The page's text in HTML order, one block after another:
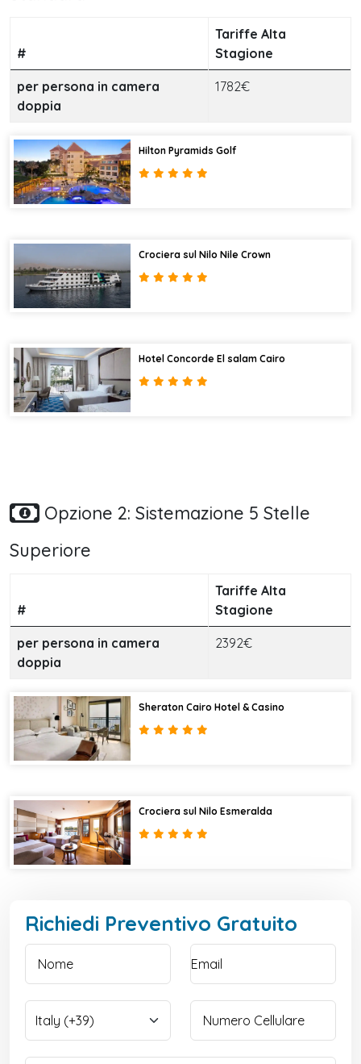
#
Tariffe Alta
Stagione
per persona in camera
doppia
1782€
Hilton Pyramids Golf
Crociera sul Nilo Nile Crown
Hotel Concorde El salam Cairo
Opzione 2: Sistemazione 5 Stelle
Superiore
#
Tariffe Alta
Stagione
per persona in camera
doppia
2392€
Sheraton Cairo Hotel & Casino
Crociera sul Nilo Esmeralda
Richiedi Preventivo Gratuito